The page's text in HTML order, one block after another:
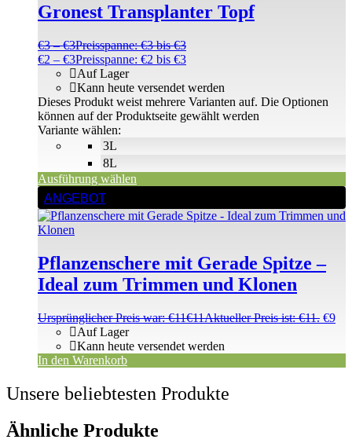
Gronest Transplanter Topf
€3 –€3Preisspanne: €3 bis €3
€2 – €3Preisspanne: €2 bis €3
3L
8L
Auf Lager
Kann heute versendet werden
Variante wählen:
Ausführung wählen
Dieses Produkt weist mehrere Varianten auf. Die Optionen
können auf der Produktseite gewählt werden
ANGEBOT
Pflanzenschere mit Gerade Spitze –
Ideal zum Trimmen und Klonen
Ursprünglicher Preis war: €11€11Aktueller Preis ist: €11. €9
Auf Lager
Kann heute versendet werden
In den Warenkorb
Unsere beliebtesten Produkte
Ähnliche Produkte